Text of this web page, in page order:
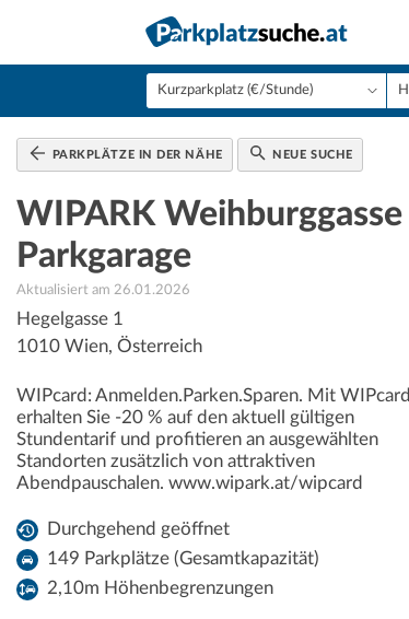
PARKPLÄTZE IN DER NÄHE NEUE SUCHE
WIPARK Weihburggasse
Parkgarage
Aktualisiert am 26.01.2026
Hegelgasse 1
1010 Wien, Österreich
WIPcard: Anmelden.Parken.Sparen. Mit WIPcard
erhalten Sie -20 % auf den aktuell gültigen
Stundentarif und profitieren an ausgewählten
Standorten zusätzlich von attraktiven
Abendpauschalen. www.wipark.at/wipcard
Durchgehend geöffnet
149 Parkplätze (Gesamtkapazität)
2,10m Höhenbegrenzungen